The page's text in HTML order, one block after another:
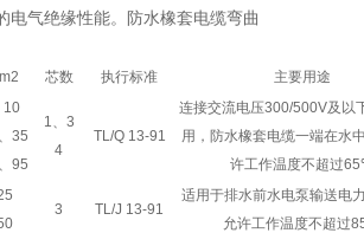
电气绝缘性能。防水橡套电缆弯曲
芯数 执行标准 主要用途
10
、 35
95
1、 3
4
TL/Q 13-91
连接交流电压300/500V及以
用，防水橡套电缆一端在水
许工作温度不超过65
3 TL/J 13-91
适用于排水前水电泵输送电
允许工作温度不超过